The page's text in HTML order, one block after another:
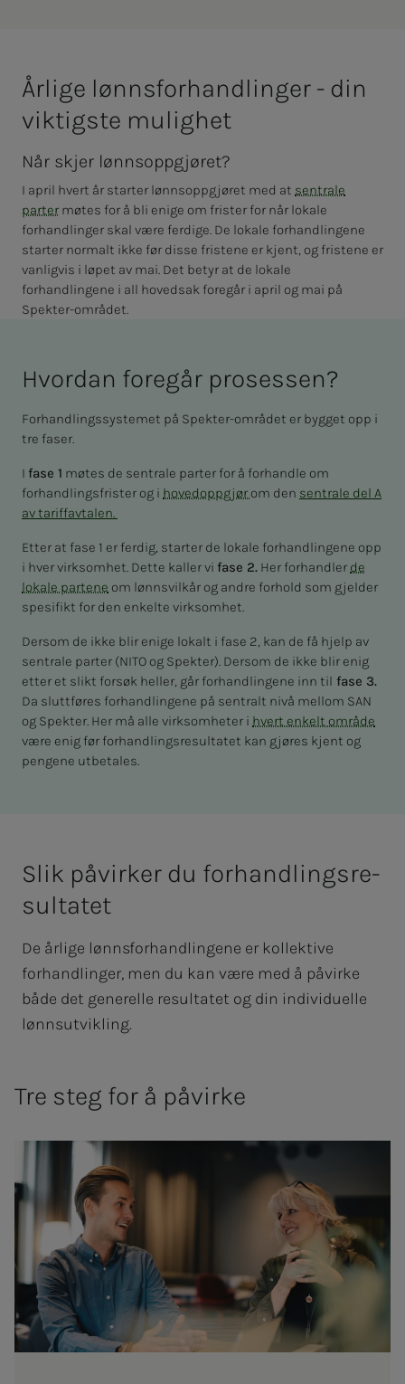
År­­­li­­­ge lønns­­­for­hand­­­lin­­­ger - din
vik­­­tigs­­­­­te mu­­­lig­het
Når skjer lønnsoppgjøret?
I april hvert år starter lønnsoppgjøret med at sentrale
parter møtes for å bli enige om frister for når lokale
forhandlinger skal være ferdige. De lokale forhandlingene
starter normalt ikke før disse fristene er kjent, og fristene er
vanligvis i løpet av mai. Det betyr at de lokale
forhandlingene i all hovedsak foregår i april og mai på
Spekter-området.
Hvor­­­­­dan fore­­­går pro­­­ses­­­sen?
Forhandlingssystemet på Spekter-området er bygget opp i
tre faser.
I fase 1 møtes de sentrale parter for å forhandle om
forhandlingsfrister og i hovedoppgjør om den sentrale del A
av tariffavtalen.
Etter at fase 1 er ferdig, starter de lokale forhandlingene opp
i hver virksomhet. Dette kaller vi fase 2. Her forhandler de
lokale partene om lønnsvilkår og andre forhold som gjelder
spesifikt for den enkelte virksomhet.
Dersom de ikke blir enige lokalt i fase 2, kan de få hjelp av
sentrale parter (NITO og Spekter). Dersom de ikke blir enig
etter et slikt forsøk heller, går forhandlingene inn til fase 3.
Da sluttføres forhandlingene på sentralt nivå mellom SAN
og Spekter. Her må alle virksomheter i hvert enkelt område
være enig før forhandlingsresultatet kan gjøres kjent og
pengene utbetales.
Slik på­­­vir­­­ker du for­hand­­­lings­­­re­
sul­ta­­­tet
De årlige lønnsforhandlingene er kollektive
forhandlinger, men du kan være med å påvirke
både det generelle resultatet og din individuelle
lønnsutvikling.
Tre steg for å påvirke